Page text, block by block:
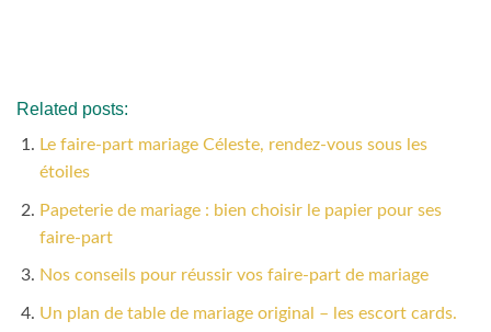
Related posts:
Le faire-part mariage Céleste, rendez-vous sous les
étoiles
Papeterie de mariage : bien choisir le papier pour ses
faire-part
Nos conseils pour réussir vos faire-part de mariage
Un plan de table de mariage original – les escort cards.